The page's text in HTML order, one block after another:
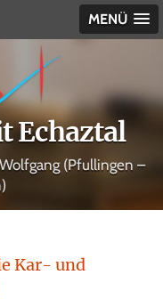
MENÜ
Echaztal
(Pfullingen –
Kar- und